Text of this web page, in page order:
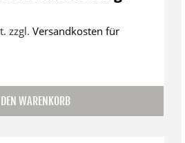
zzgl. Versandkosten für
DEN WARENKORB